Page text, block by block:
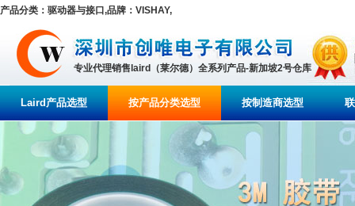
产品分类：驱动器与接口,品牌：VISHAY,
专业代理销售laird（莱尔德）全系列产品-新加坡2号仓库
Laird产品选型 按产品分类选型 按制造商选型